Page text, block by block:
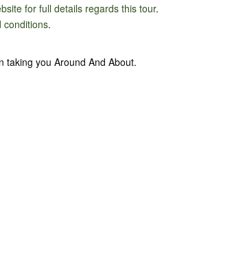
for full details regards this tour.
conditions.
taking you Around And About.